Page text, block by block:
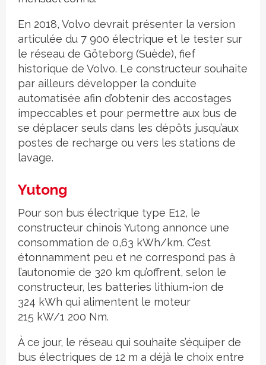
En 2018, Volvo devrait présenter la version
articulée du 7 900 électrique et le tester sur
le réseau de Göteborg (Suède), fief
historique de Volvo. Le constructeur souhaite
par ailleurs développer la conduite
automatisée afin d’obtenir des accostages
impeccables et pour permettre aux bus de
se déplacer seuls dans les dépôts jusqu’aux
postes de recharge ou vers les stations de
lavage.
Yutong
Pour son bus électrique type E12, le
constructeur chinois Yutong annonce une
consommation de 0,63 kWh/km. C’est
étonnamment peu et ne correspond pas à
l’autonomie de 320 km qu’offrent, selon le
constructeur, les batteries lithium-ion de
324 kWh qui alimentent le moteur
215 kW/1 200 Nm.
À ce jour, le réseau qui souhaite s’équiper de
bus électriques de 12 m a déjà le choix entre